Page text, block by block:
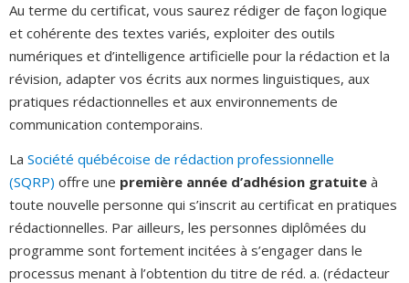
Au terme du certificat, vous saurez rédiger de façon logique
et cohérente des textes variés, exploiter des outils
numériques et d’intelligence artificielle pour la rédaction et la
révision, adapter vos écrits aux normes linguistiques, aux
pratiques rédactionnelles et aux environnements de
communication contemporains.
La Société québécoise de rédaction professionnelle
(SQRP) offre une première année d’adhésion gratuite à
toute nouvelle personne qui s’inscrit au certificat en pratiques
rédactionnelles. Par ailleurs, les personnes diplômées du
programme sont fortement incitées à s’engager dans le
processus menant à l’obtention du titre de réd. a. (rédacteur